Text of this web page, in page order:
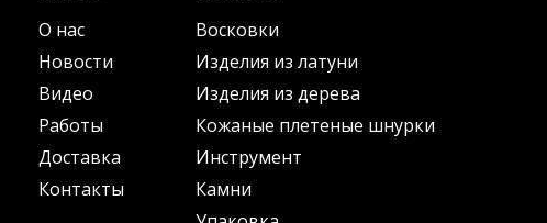
О нас
Новости
Видео
Работы
Доставка
Контакты
Восковки
Изделия из латуни
Изделия из дерева
Кожаные плетеные шнурки
Инструмент
Камни